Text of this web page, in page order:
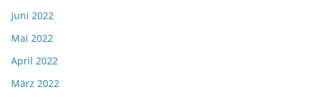
Juni 2022
Mai 2022
April 2022
März 2022